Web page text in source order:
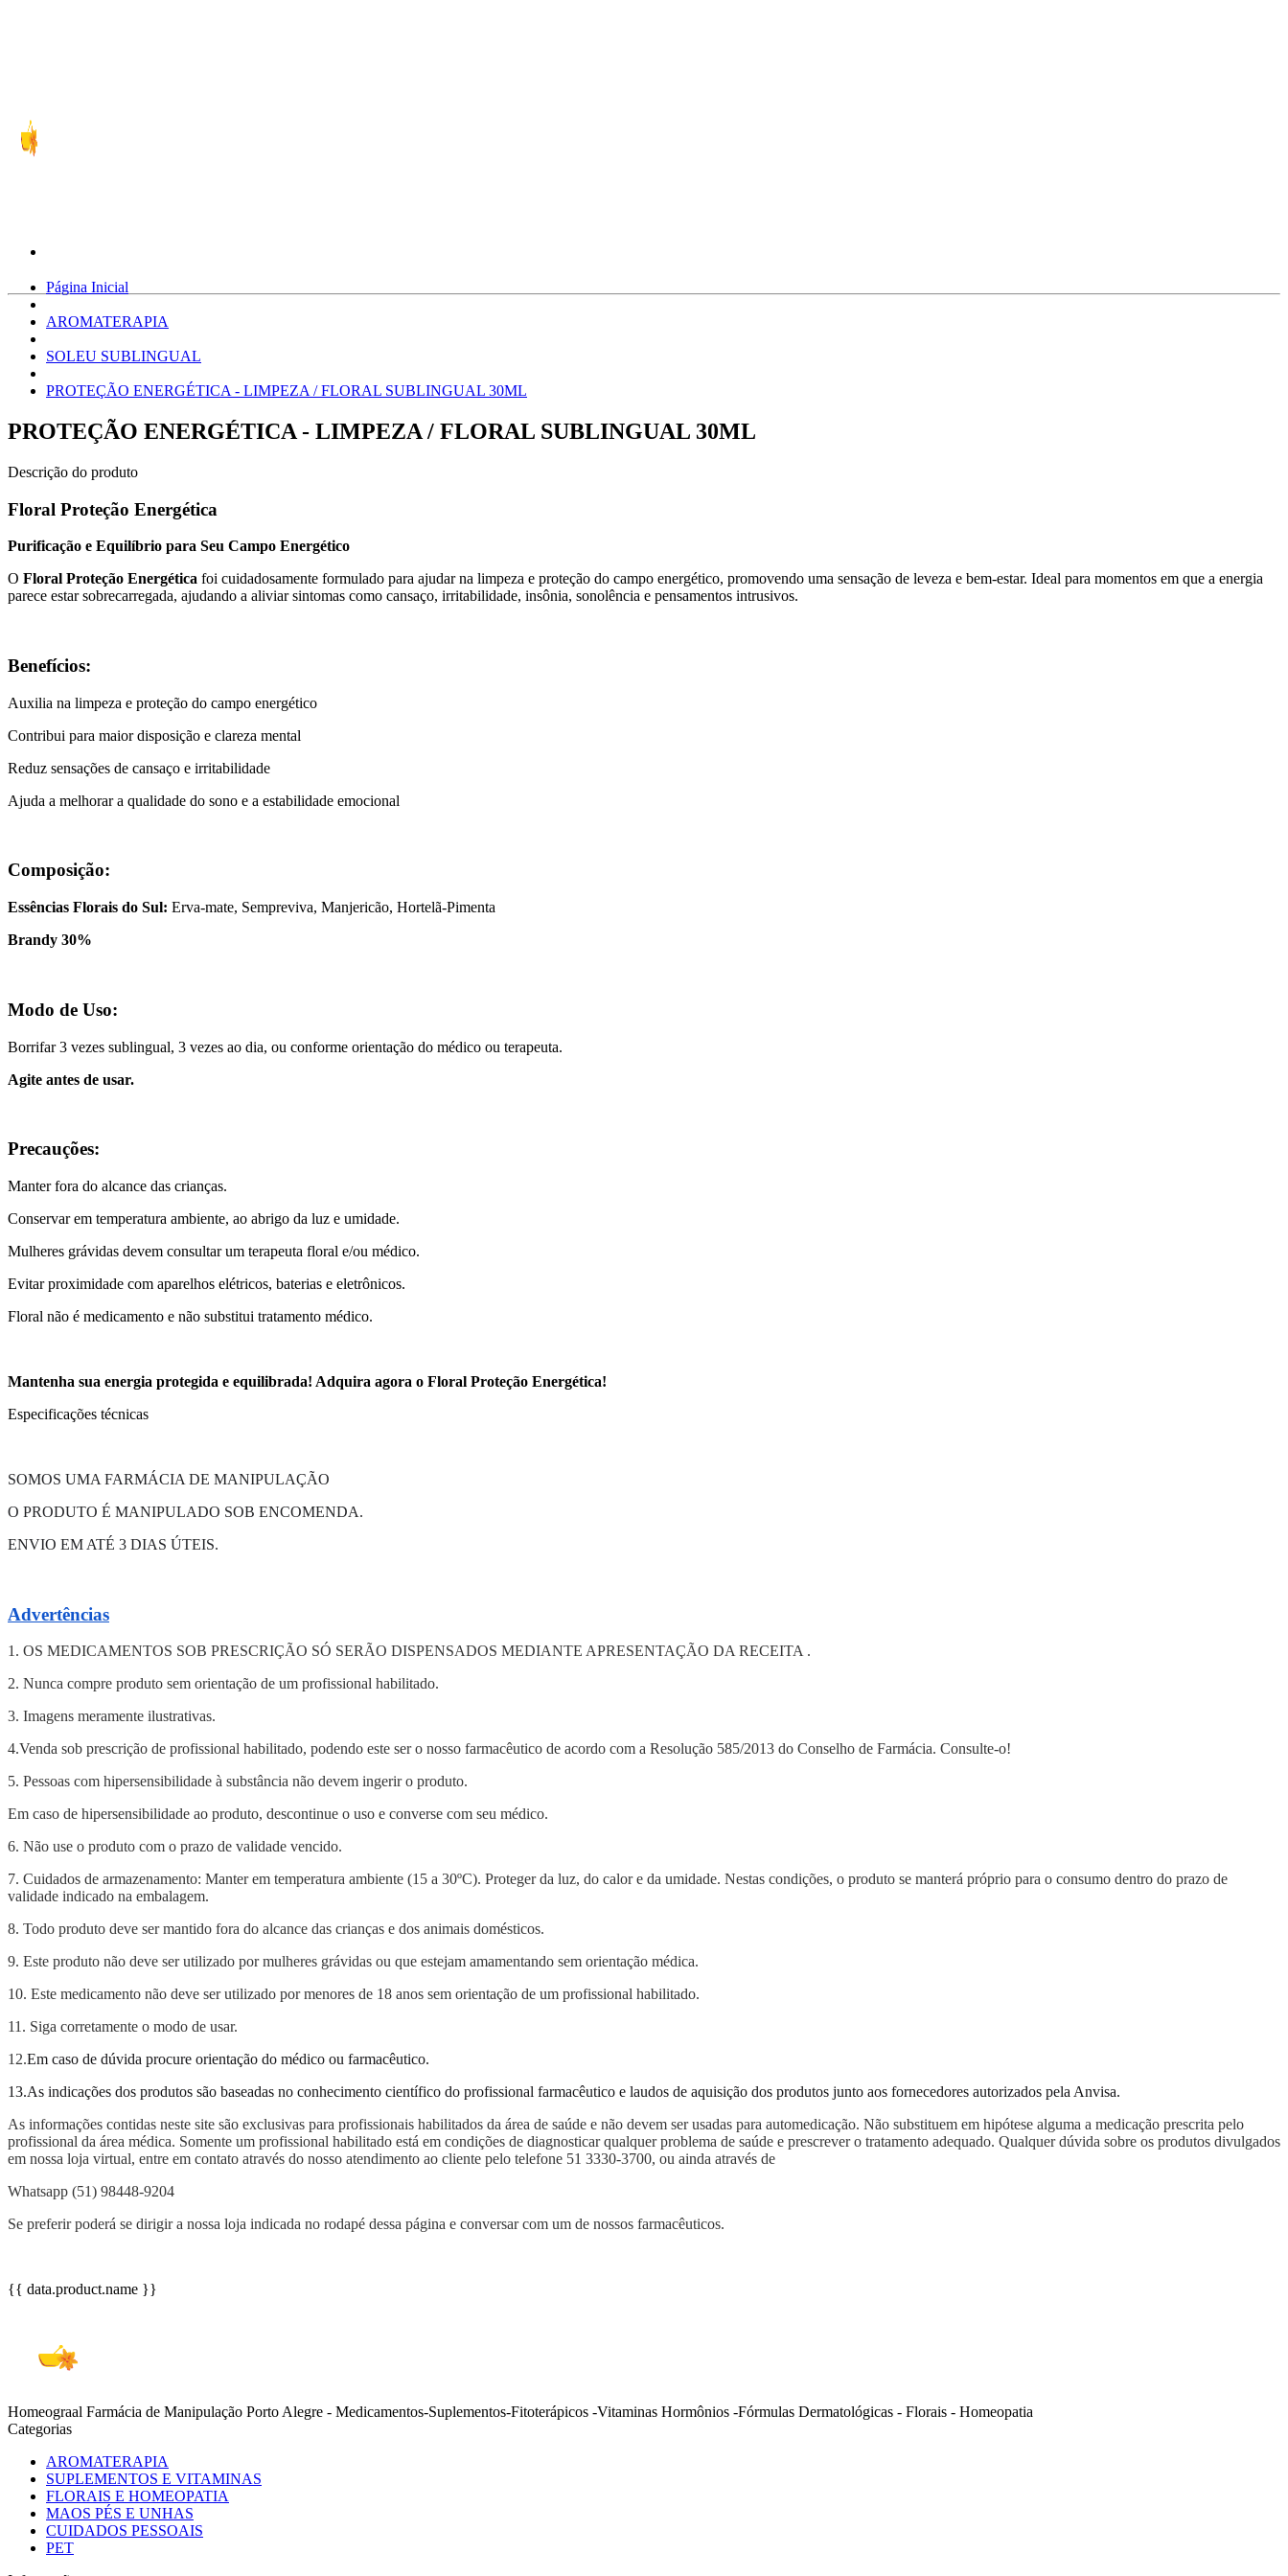
Página Inicial
AROMATERAPIA
SOLEU SUBLINGUAL
PROTEÇÃO ENERGÉTICA - LIMPEZA / FLORAL SUBLINGUAL 30ML
PROTEÇÃO ENERGÉTICA - LIMPEZA / FLORAL SUBLINGUAL 30ML
Descrição do produto
Floral Proteção Energética
Purificação e Equilíbrio para Seu Campo Energético
O Floral Proteção Energética foi cuidadosamente formulado para ajudar na limpeza e proteção do campo energético, promovendo uma sensação de leveza e bem-estar. Ideal para momentos em que a energia
parece estar sobrecarregada, ajudando a aliviar sintomas como cansaço, irritabilidade, insônia, sonolência e pensamentos intrusivos.
Benefícios:
Auxilia na limpeza e proteção do campo energético
Contribui para maior disposição e clareza mental
Reduz sensações de cansaço e irritabilidade
Ajuda a melhorar a qualidade do sono e a estabilidade emocional
Composição:
Essências Florais do Sul: Erva-mate, Sempreviva, Manjericão, Hortelã-Pimenta
Brandy 30%
Modo de Uso:
Borrifar 3 vezes sublingual, 3 vezes ao dia, ou conforme orientação do médico ou terapeuta.
Agite antes de usar.
Precauções:
Manter fora do alcance das crianças.
Conservar em temperatura ambiente, ao abrigo da luz e umidade.
Mulheres grávidas devem consultar um terapeuta floral e/ou médico.
Evitar proximidade com aparelhos elétricos, baterias e eletrônicos.
Floral não é medicamento e não substitui tratamento médico.
Mantenha sua energia protegida e equilibrada! Adquira agora o Floral Proteção Energética!
Especificações técnicas
SOMOS UMA FARMÁCIA DE MANIPULAÇÃO
O PRODUTO É MANIPULADO SOB ENCOMENDA.
ENVIO EM ATÉ 3 DIAS ÚTEIS.
Advertências
1. OS MEDICAMENTOS SOB PRESCRIÇÃO SÓ SERÃO DISPENSADOS MEDIANTE APRESENTAÇÃO DA RECEITA .
2. Nunca compre produto sem orientação de um profissional habilitado.
3. Imagens meramente ilustrativas.
4.Venda sob prescrição de profissional habilitado, podendo este ser o nosso farmacêutico de acordo com a Resolução 585/2013 do Conselho de Farmácia. Consulte-o!
5. Pessoas com hipersensibilidade à substância não devem ingerir o produto.
Em caso de hipersensibilidade ao produto, descontinue o uso e converse com seu médico.
6. Não use o produto com o prazo de validade vencido.
7. Cuidados de armazenamento: Manter em temperatura ambiente (15 a 30ºC). Proteger da luz, do calor e da umidade. Nestas condições, o produto se manterá próprio para o consumo dentro do prazo de
validade indicado na embalagem.
8. Todo produto deve ser mantido fora do alcance das crianças e dos animais domésticos.
9. Este produto não deve ser utilizado por mulheres grávidas ou que estejam amamentando sem orientação médica.
10. Este medicamento não deve ser utilizado por menores de 18 anos sem orientação de um profissional habilitado.
11. Siga corretamente o modo de usar.
12.Em caso de dúvida procure orientação do médico ou farmacêutico.
13.As indicações dos produtos são baseadas no conhecimento científico do profissional farmacêutico e laudos de aquisição dos produtos junto aos fornecedores autorizados pela Anvisa.
As informações contidas neste site são exclusivas para profissionais habilitados da área de saúde e não devem ser usadas para automedicação. Não substituem em hipótese alguma a medicação prescrita pelo
profissional da área médica. Somente um profissional habilitado está em condições de diagnosticar qualquer problema de saúde e prescrever o tratamento adequado. Qualquer dúvida sobre os produtos divulgados
em nossa loja virtual, entre em contato através do nosso atendimento ao cliente pelo telefone 51 3330-3700, ou ainda através de
Whatsapp (51) 98448-9204
Se preferir poderá se dirigir a nossa loja indicada no rodapé dessa página e conversar com um de nossos farmacêuticos.
{{ data.product.name }}
Homeograal Farmácia de Manipulação Porto Alegre - Medicamentos-Suplementos-Fitoterápicos -Vitaminas Hormônios -Fórmulas Dermatológicas - Florais - Homeopatia
Categorias
AROMATERAPIA
SUPLEMENTOS E VITAMINAS
FLORAIS E HOMEOPATIA
MAOS PÉS E UNHAS
CUIDADOS PESSOAIS
PET